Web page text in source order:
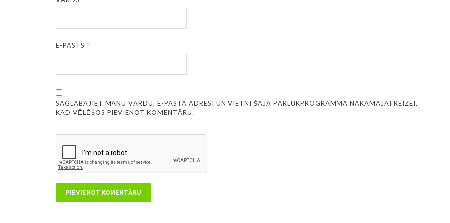
E-PASTS*
SAGLABĀJIET MANU VĀRDU, E-PASTA ADRESI UN VIETNI ŠAJĀ PĀRLŪKPROGRAMMĀ NĀKAMAJAI REIZEI,
KAD VĒLĒŠOS PIEVIENOT KOMENTĀRU.